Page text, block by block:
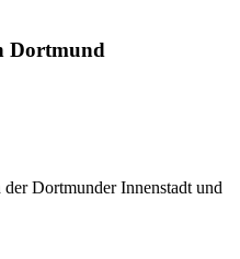
Dortmund
Dortmunder Innenstadt und